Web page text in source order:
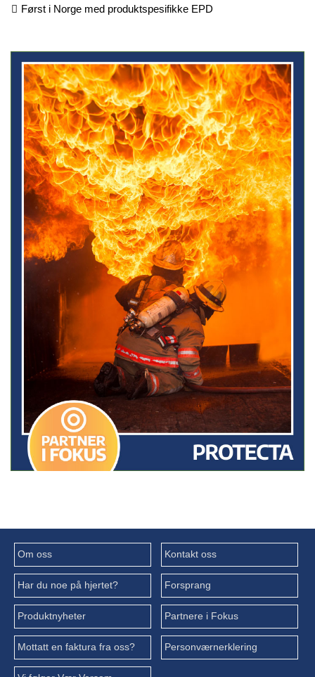
Først i Norge med produktspesifikke EPD
Om oss Kontakt oss
Har du noe på hjertet? Forsprang
Produktnyheter Partnere i Fokus
Mottatt en faktura fra oss? Personværnerklering